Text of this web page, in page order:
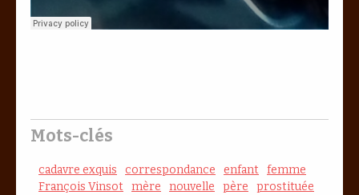
Mots-clés
cadavre exquis correspondance enfant
femme
François Vinsot
mère nouvelle père
prostituée